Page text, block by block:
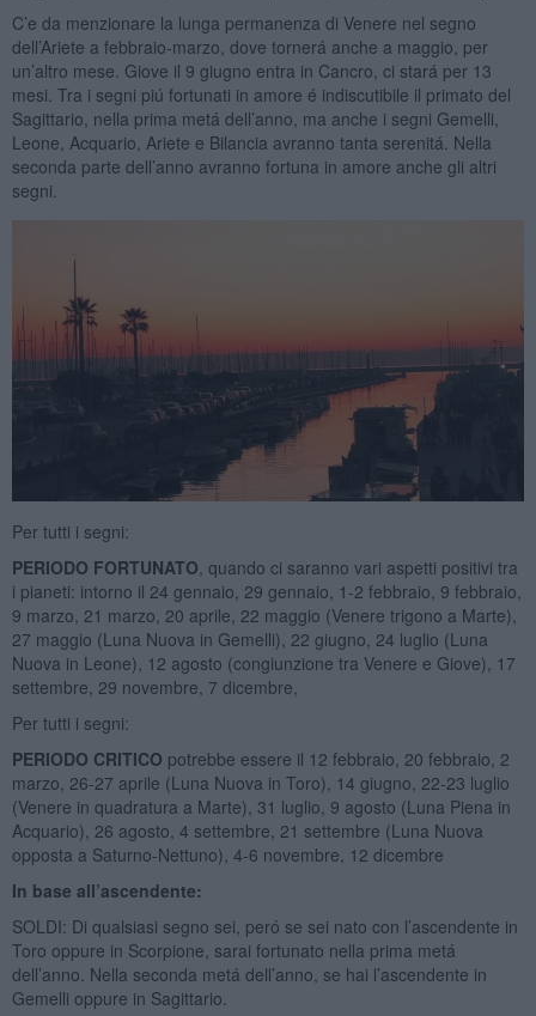
C’e da menzionare la lunga permanenza di Venere nel segno
dell’Ariete a febbraio-marzo, dove tornerá anche a maggio, per
un’altro mese. Giove il 9 giugno entra in Cancro, ci stará per 13
mesi. Tra i segni piú fortunati in amore é indiscutibile il primato del
Sagittario, nella prima metá dell’anno, ma anche i segni Gemelli,
Leone, Acquario, Ariete e Bilancia avranno tanta serenitá. Nella
seconda parte dell’anno avranno fortuna in amore anche gli altri
segni.
Per tutti i segni:
PERIODO FORTUNATO, quando ci saranno vari aspetti positivi tra
i pianeti: intorno il 24 gennaio, 29 gennaio, 1-2 febbraio, 9 febbraio,
9 marzo, 21 marzo, 20 aprile, 22 maggio (Venere trigono a Marte),
27 maggio (Luna Nuova in Gemelli), 22 giugno, 24 luglio (Luna
Nuova in Leone), 12 agosto (congiunzione tra Venere e Giove), 17
settembre, 29 novembre, 7 dicembre,
Per tutti i segni:
PERIODO CRITICO potrebbe essere il 12 febbraio, 20 febbraio, 2
marzo, 26-27 aprile (Luna Nuova in Toro), 14 giugno, 22-23 luglio
(Venere in quadratura a Marte), 31 luglio, 9 agosto (Luna Piena in
Acquario), 26 agosto, 4 settembre, 21 settembre (Luna Nuova
opposta a Saturno-Nettuno), 4-6 novembre, 12 dicembre
In base all’ascendente:
SOLDI: Di qualsiasi segno sei, peró se sei nato con l’ascendente in
Toro oppure in Scorpione, sarai fortunato nella prima metá
dell’anno. Nella seconda metá dell’anno, se hai l’ascendente in
Gemelli oppure in Sagittario.